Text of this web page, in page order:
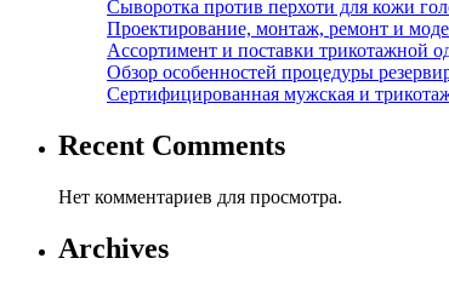
Сыворотка против перхоти для кожи
Проектирование, монтаж, ремонт и
Ассортимент и поставки трикотажной
Обзор особенностей процедуры
Сертифицированная мужская и
Recent Comments
Нет комментариев для просмотра.
Archives